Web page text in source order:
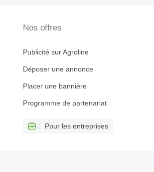
Nos offres
Publicité sur Agroline
Déposer une annonce
Placer une bannière
Programme de partenariat
Pour les entreprises